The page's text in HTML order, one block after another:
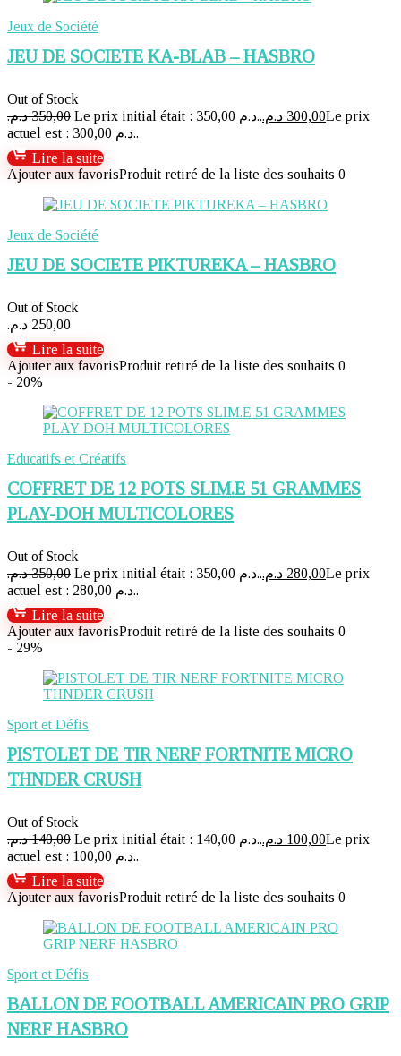
Jeux de Société
JEU DE SOCIETE KA-BLAB – HASBRO
Out of Stock
350,00 د.م. Le prix initial était : 350,00 د.م.. 300,00 د.م.
Le prix
actuel est : 300,00 د.م..
Lire la suite
Ajouter aux favorisProduit retiré de la liste des souhaits 0
Jeux de Société
JEU DE SOCIETE PIKTUREKA – HASBRO
Out of Stock
250,00 د.م.
Lire la suite
Ajouter aux favorisProduit retiré de la liste des souhaits 0
- 20%
Educatifs et Créatifs
COFFRET DE 12 POTS SLIM.E 51 GRAMMES
PLAY-DOH MULTICOLORES
Out of Stock
350,00 د.م. Le prix initial était : 350,00 د.م.. 280,00 د.م.
Le prix
actuel est : 280,00 د.م..
Lire la suite
Ajouter aux favorisProduit retiré de la liste des souhaits 0
- 29%
Sport et Défis
PISTOLET DE TIR NERF FORTNITE MICRO
THNDER CRUSH
Out of Stock
140,00 د.م. Le prix initial était : 140,00 د.م.. 100,00 د.م.
Le prix
actuel est : 100,00 د.م..
Lire la suite
Ajouter aux favorisProduit retiré de la liste des souhaits 0
Sport et Défis
BALLON DE FOOTBALL AMERICAIN PRO GRIP
NERF HASBRO